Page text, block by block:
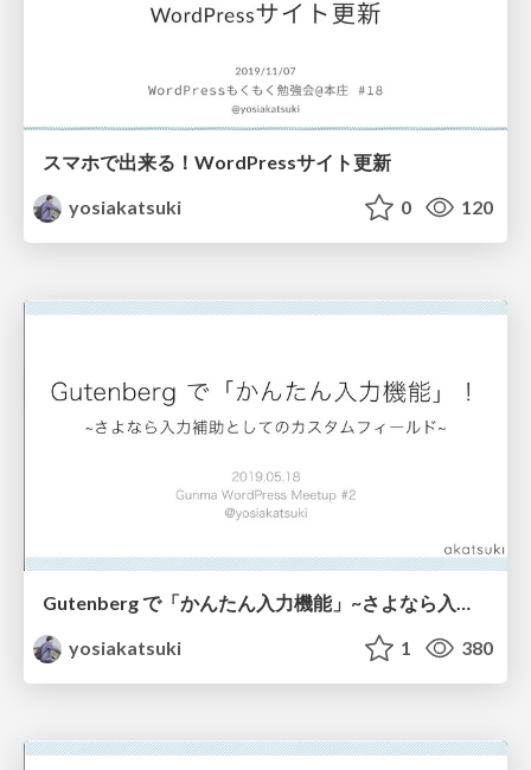
スマホで出来る！WordPressサイト更新
yosiakatsuki
0 120
Gutenberg で「かんたん入力機能」~さよなら入力補助としてのカスタムフィールド~
yosiakatsuki
1 380